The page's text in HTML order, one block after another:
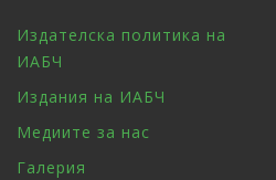
Издателска политика на
ИАБЧ
Издания на ИАБЧ
Медиите за нас
Галерия